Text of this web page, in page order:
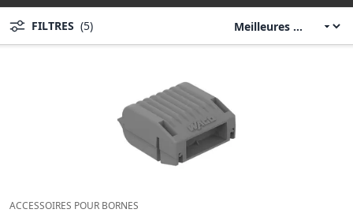
FILTRES (5)
ACCESSOIRES POUR BORNES